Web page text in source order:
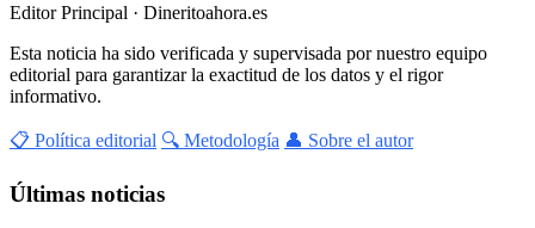
Editor Principal · Dineritoahora.es
Esta noticia ha sido verificada y supervisada por nuestro equipo
editorial para garantizar la exactitud de los datos y el rigor
informativo.
📋 Política editorial 🔍 Metodología 👤 Sobre el autor
Últimas noticias